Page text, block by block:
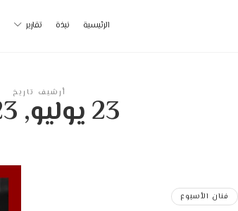
الرئيسية نبذة تقارير
أرشيف تاريخ
23 يوليو, 2023
فنان الأسبوع